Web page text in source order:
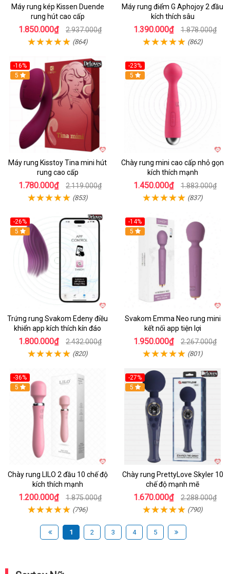
Máy rung kép Kissen Duende
rung hút cao cấp
1.850.000₫ 2.937.000₫
(864)
Máy rung điểm G Aphojoy 2 đầu
kích thích sâu
1.390.000₫ 1.878.000₫
(862)
-16%
Hot
5
Máy rung Kisstoy Tina mini hút
rung cao cấp
1.780.000₫ 2.119.000₫
(853)
-23%
Hot
5
Chày rung mini cao cấp nhỏ gọn
kích thích mạnh
1.450.000₫ 1.883.000₫
(837)
-26%
Hot
5
Trứng rung Svakom Edeny điều
khiển app kích thích kín đáo
1.800.000₫ 2.432.000₫
(820)
-14%
Hot
5
Svakom Emma Neo rung mini
kết nối app tiện lợi
1.950.000₫ 2.267.000₫
(801)
-36%
Hot
5
Chày rung LILO 2 đầu 10 chế độ
kích thích mạnh
1.200.000₫ 1.875.000₫
(796)
-27%
Hot
5
Chày rung PrettyLove Skyler 10
chế độ mạnh mẽ
1.670.000₫ 2.288.000₫
(790)
1 2 3 4 5